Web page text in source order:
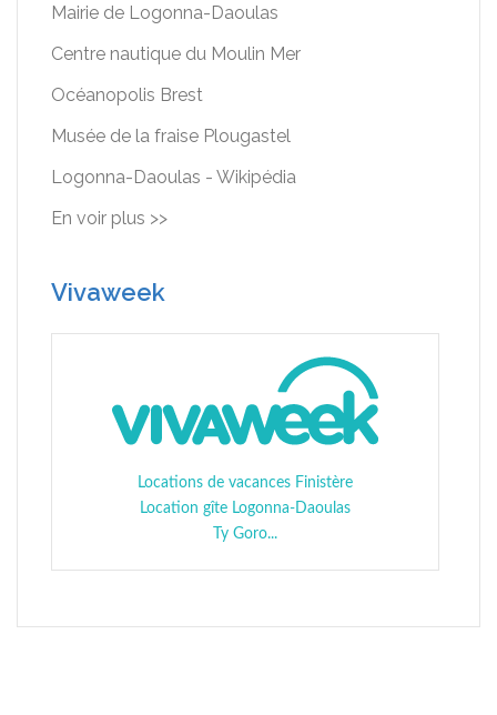
Mairie de Logonna-Daoulas
Centre nautique du Moulin Mer
Océanopolis Brest
Musée de la fraise Plougastel
Logonna-Daoulas - Wikipédia
En voir plus >>
Vivaweek
Locations de vacances Finistère
Location gîte Logonna-Daoulas
Ty Goro...